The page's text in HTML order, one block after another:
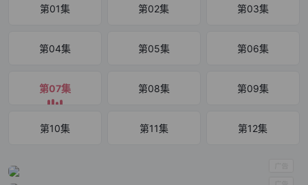
第01集 第02集 第03集
第04集 第05集 第06集
第07集 第08集 第09集
第10集 第11集 第12集